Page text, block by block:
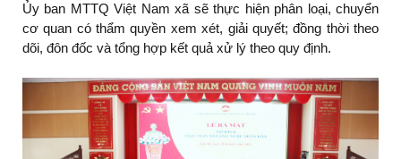
Ủy ban MTTQ Việt Nam xã sẽ thực hiện phân loại, chuyển
cơ quan có thẩm quyền xem xét, giải quyết; đồng thời theo
dõi, đôn đốc và tổng hợp kết quả xử lý theo quy định.